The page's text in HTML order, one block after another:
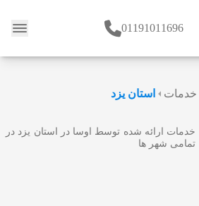
وبلاگ 01191011696
خدمات استان یزد
خدمات ارائه شده توسط اوسا در استان یزد در
تمامی شهر ها